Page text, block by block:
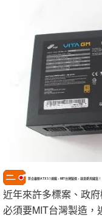
符合最新ATX 3.1規範，MIT台灣製造，就是愛用國貨！
近年來許多標案、政
必須要MIT台灣製造，